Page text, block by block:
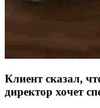
Клиент сказал,
директор хочет